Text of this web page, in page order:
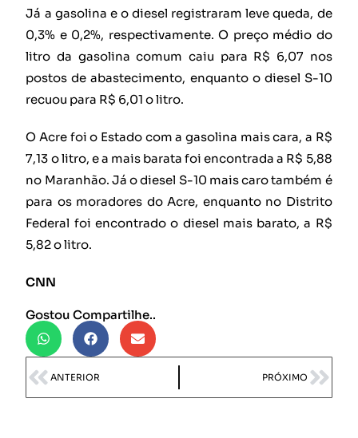
Já a gasolina e o diesel registraram leve queda, de
0,3% e 0,2%, respectivamente. O preço médio do
litro da gasolina comum caiu para R$ 6,07 nos
postos de abastecimento, enquanto o diesel S-10
recuou para R$ 6,01 o litro.
O Acre foi o Estado com a gasolina mais cara, a R$
7,13 o litro, e a mais barata foi encontrada a R$ 5,88
no Maranhão. Já o diesel S-10 mais caro também é
para os moradores do Acre, enquanto no Distrito
Federal foi encontrado o diesel mais barato, a R$
5,82 o litro.
CNN
Gostou Compartilhe..
ANTERIOR PRÓXIMO